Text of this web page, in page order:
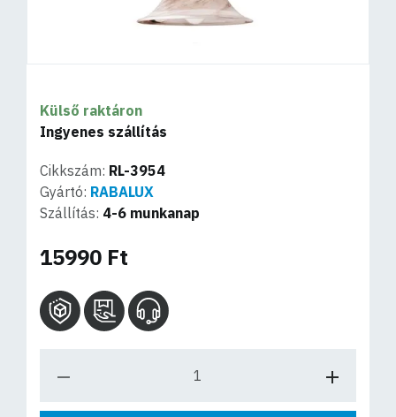
Külső raktáron
Ingyenes szállítás
Cikkszám: RL-3954
Gyártó: RABALUX
Szállítás: 4-6 munkanap
15990 Ft